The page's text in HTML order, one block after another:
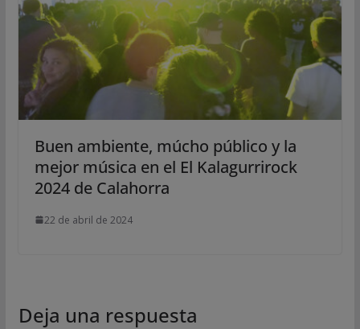
Buen ambiente, múcho público y la
mejor música en el El Kalagurrirock
2024 de Calahorra
22 de abril de 2024
Deja una respuesta